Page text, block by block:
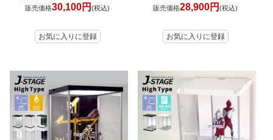
販売価格30,100円(税込) 販売価格28,900円(税込)